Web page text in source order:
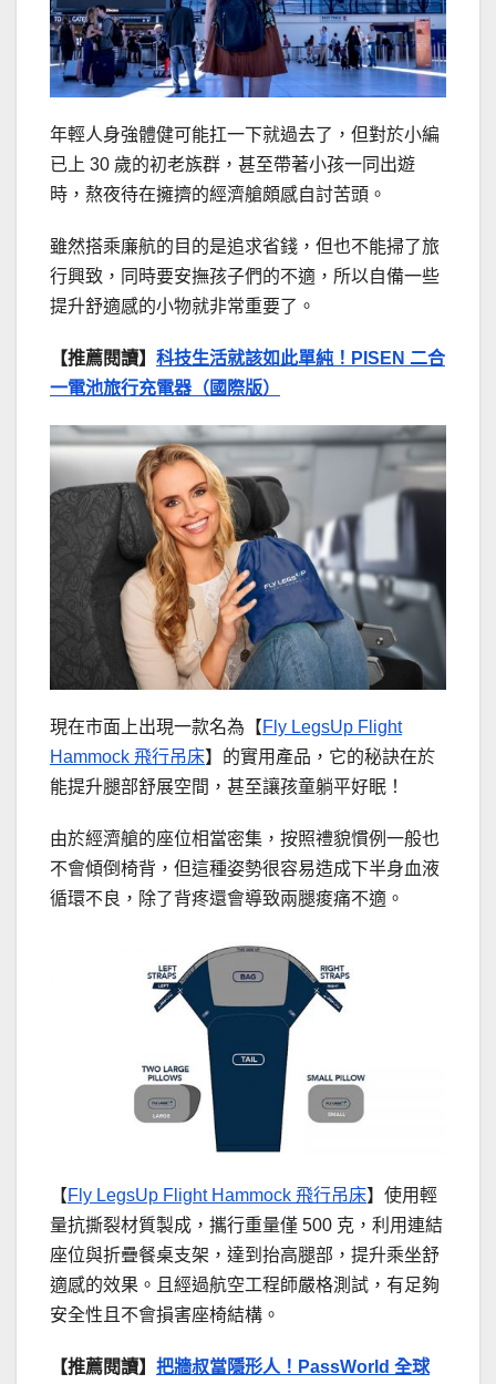
年輕人身強體健可能扛一下就過去了，但對於小編
已上 30 歲的初老族群，甚至帶著小孩一同出遊
時，熬夜待在擁擠的經濟艙頗感自討苦頭。
雖然搭乘廉航的目的是追求省錢，但也不能掃了旅
行興致，同時要安撫孩子們的不適，所以自備一些
提升舒適感的小物就非常重要了。
【推薦閱讀】 科技生活就該如此單純！PISEN 二合
一電池旅行充電器（國際版）
現在市面上出現一款名為【Fly LegsUp Flight
Hammock 飛行吊床】的實用產品，它的秘訣在於
能提升腿部舒展空間，甚至讓孩童躺平好眠！
由於經濟艙的座位相當密集，按照禮貌慣例一般也
不會傾倒椅背，但這種姿勢很容易造成下半身血液
循環不良，除了背疼還會導致兩腿痠痛不適。
【Fly LegsUp Flight Hammock 飛行吊床】使用輕
量抗撕裂材質製成，攜行重量僅 500 克，利用連結
座位與折疊餐桌支架，達到抬高腿部，提升乘坐舒
適感的效果。且經過航空工程師嚴格測試，有足夠
安全性且不會損害座椅結構。
【推薦閱讀】 把牆叔當隱形人！PassWorld 全球